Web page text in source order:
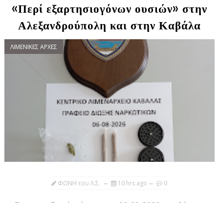
«Περί εξαρτησιογόνων ουσιών» στην
Αλεξανδρούπολη και στην Καβάλα
ΛΙΜΕΝΙΚΕΣ ΑΡΧΕΣ
ΦΩΝΗ του Λ.Σ. 10 hrs ago 0